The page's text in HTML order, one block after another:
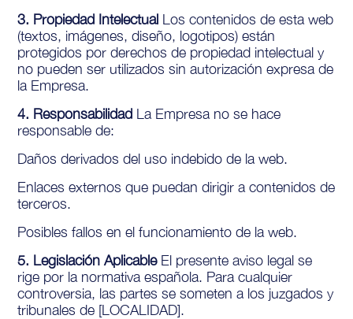
3. Propiedad Intelectual Los contenidos de esta web
(textos, imágenes, diseño, logotipos) están
protegidos por derechos de propiedad intelectual y
no pueden ser utilizados sin autorización expresa de
la Empresa.
4. Responsabilidad La Empresa no se hace
responsable de:
Daños derivados del uso indebido de la web.
Enlaces externos que puedan dirigir a contenidos de
terceros.
Posibles fallos en el funcionamiento de la web.
5. Legislación AplicableEl presente aviso legal se
rige por la normativa española. Para cualquier
controversia, las partes se someten a los juzgados y
tribunales de [LOCALIDAD].